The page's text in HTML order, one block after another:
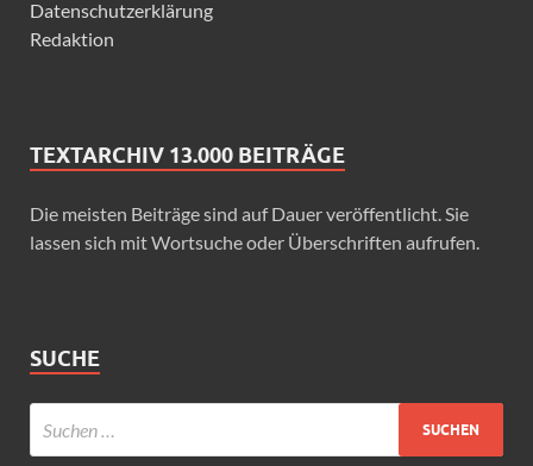
Datenschutzerklärung
Redaktion
TEXTARCHIV 13.000 BEITRÄGE
Die meisten Beiträge sind auf Dauer veröffentlicht. Sie
lassen sich mit Wortsuche oder Überschriften aufrufen.
SUCHE